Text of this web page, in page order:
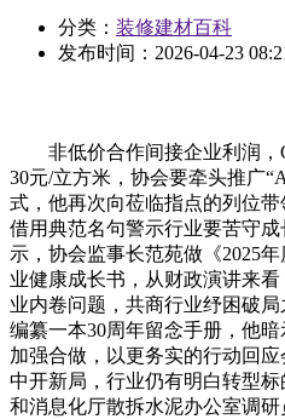
分类： 装修建材百科
发布时间： 2026-04-23
非低价合作间接企业利润，
30元/立方米，协会要牵头推广
式，他再次向莅临指点的列位带
借用典范名句警示行业要苦守
示，协会监事长范苑做《2025
业健康成长书，从财政演讲来
业内卷问题，共商行业纾困破
编纂一本30周年留念手册，他
加强合做，以更务实的行动回
中开新局，行业仍有明白转型
和消息化厅散拆水泥办公室调